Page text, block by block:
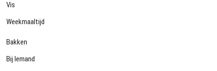
Vis
Weekmaaltijd
Bakken
Bij Iemand